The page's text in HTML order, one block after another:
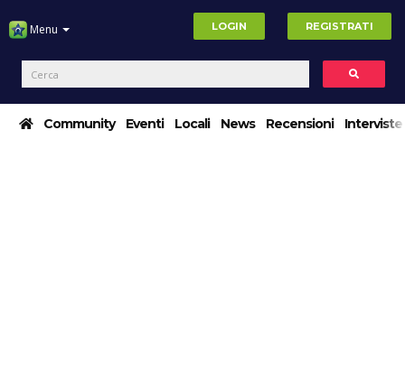
Menu LOGIN REGISTRATI
Community Eventi Locali News Recensioni Interviste